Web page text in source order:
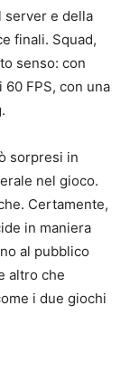
server e della
finali. Squad,
senso: con
60 FPS, con una
sorpresi in
nel gioco.
Certamente,
in maniera
al pubblico
altro che
i due giochi